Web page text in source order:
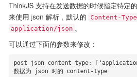
ThinkJS 支持在发送数据的时候指定特定的
来使用 json 解析，默认的 Content-Type
application/json 。
可以通过下面的参数来修改：
post_json_content_type:
数据为 json 时的 content-type